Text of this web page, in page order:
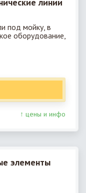
под мойку, в
оборудование,
↑ цены и инфо
элементы